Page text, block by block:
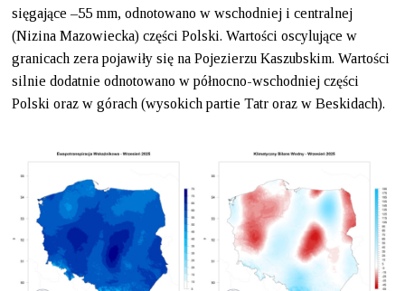
sięgające –55 mm, odnotowano w wschodniej i centralnej
(Nizina Mazowiecka) części Polski. Wartości oscylujące w
granicach zera pojawiły się na Pojezierzu Kaszubskim. Wartości
silnie dodatnie odnotowano w północno-wschodniej części
Polski oraz w górach (wysokich partie Tatr oraz w Beskidach).